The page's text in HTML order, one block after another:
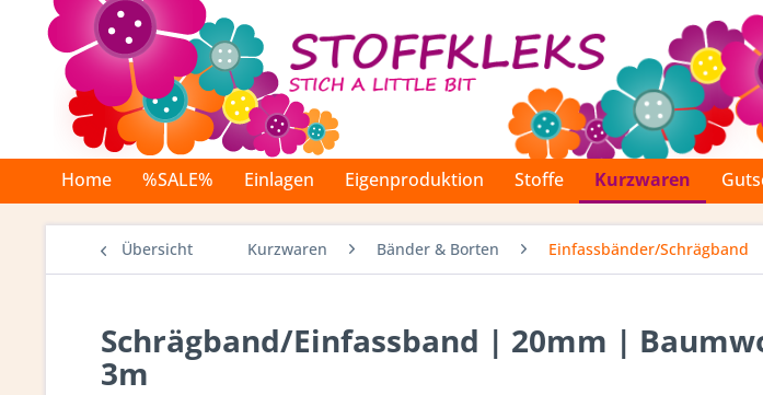
Home %SALE% Einlagen Eigenproduktion Stoffe Kurzwaren
Übersicht Kurzwaren Bänder & Borten Einfassbänder/Schrägband
Schrägband/Einfassband | 20mm |
3m